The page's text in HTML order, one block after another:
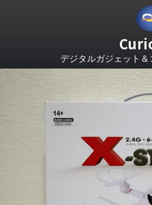
デジタルガジェット＆